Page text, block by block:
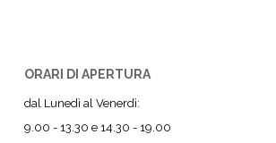
ORARI DI APERTURA
dal Lunedì al Venerdì:
9.00 - 13.30 e 14.30 - 19.00